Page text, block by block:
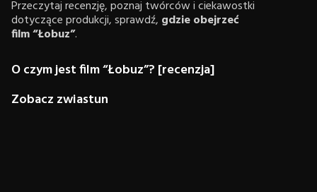
Przeczytaj recenzję, poznaj twórców i ciekawostki
dotyczące produkcji, sprawdź, gdzie obejrzeć
film “Łobuz”.
O czym jest film “Łobuz”? [recenzja]
Zobacz zwiastun